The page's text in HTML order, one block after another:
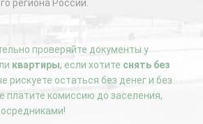
региона России.
проверяйте документы у
квартиры, если хотите снять без
рискуете остаться без денег и без
платите комиссию до заселения,